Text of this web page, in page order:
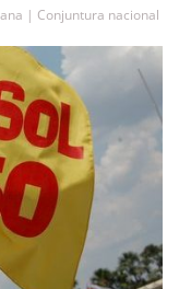
| Conjuntura nacional